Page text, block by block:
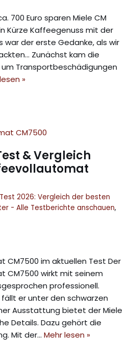
700 Euro sparen Miele CM
Kürze Kaffeegenuss mit der
war der erste Gedanke, als wir
Zunächst kam die
Transportbeschädigungen
»
& Vergleich
2026: Vergleich der besten
- Alle Testberichte anschauen,
CM7500 im aktuellen Test Der
CM7500 wirkt mit seinem
professionell.
fällt er unter den schwarzen
Ausstattung bietet der Miele
Details. Dazu gehört die
Mit der… Mehr lesen »